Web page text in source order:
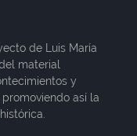
de Luis María
material
y
así la